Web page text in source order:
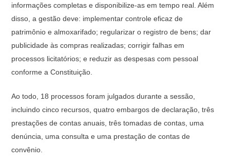
informações completas e disponibilize-as em tempo real. Além
disso, a gestão deve: implementar controle eficaz de
patrimônio e almoxarifado; regularizar o registro de bens; dar
publicidade às compras realizadas; corrigir falhas em
processos licitatórios; e reduzir as despesas com pessoal
conforme a Constituição.
Ao todo, 18 processos foram julgados durante a sessão,
incluindo cinco recursos, quatro embargos de declaração, três
prestações de contas anuais, três tomadas de contas, uma
denúncia, uma consulta e uma prestação de contas de
convênio.